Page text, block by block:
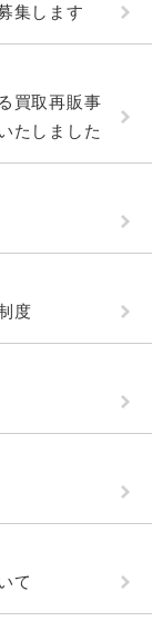
集します
買取再販事
たしました
度
て